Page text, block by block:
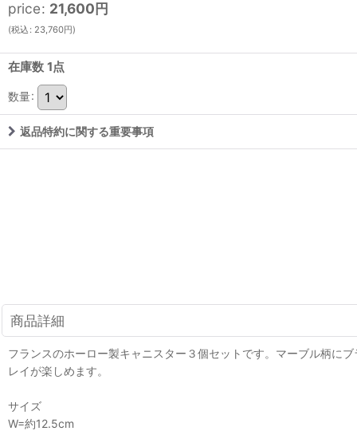
price: 21,600円
(税込 : 23,760円)
在庫数 1点
数量:
返品特約に関する重要事項
商品詳細
フランスのホーロー製キャニスター３個セットです。マーブル柄に
レイが楽しめます。
サイズ
W=約12.5cm